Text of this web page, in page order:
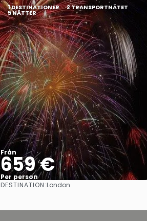
1 DESTINATIONER 2 TRANSPORTNÄTET
5 NÄTTER
Från
659 €
Per person
Se
DESTINATION:London